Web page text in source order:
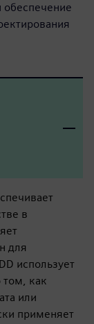
обеспечение
в
для
использует
том, как
или
применяет